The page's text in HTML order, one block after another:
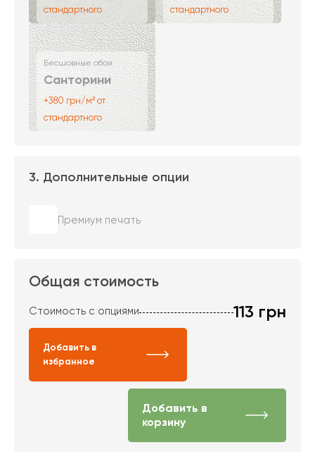
стандартного
стандартного
Бесшовные обои
Санторини
+380 грн/м² от
стандартного
3. Дополнительные опции
Премиум печать
Общая стоимость
Стоимость с опциями 113 грн
Добавить в
избранное
Добавить в
корзину